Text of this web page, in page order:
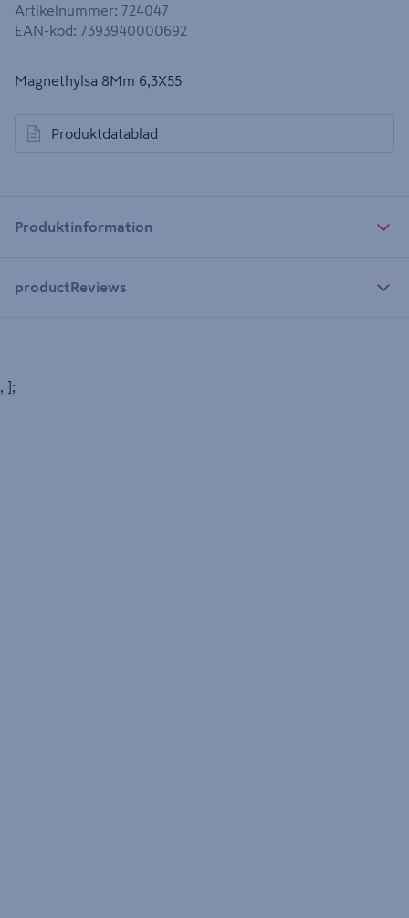
Artikelnummer: 724047
EAN-kod: 7393940000692
Magnethylsa 8Mm 6,3X55
Produktdatablad
öppnas i en ny flik
Produktinformation
productReviews
, ];